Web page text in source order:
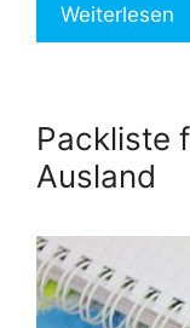
Weiterlesen
Packliste
Ausland